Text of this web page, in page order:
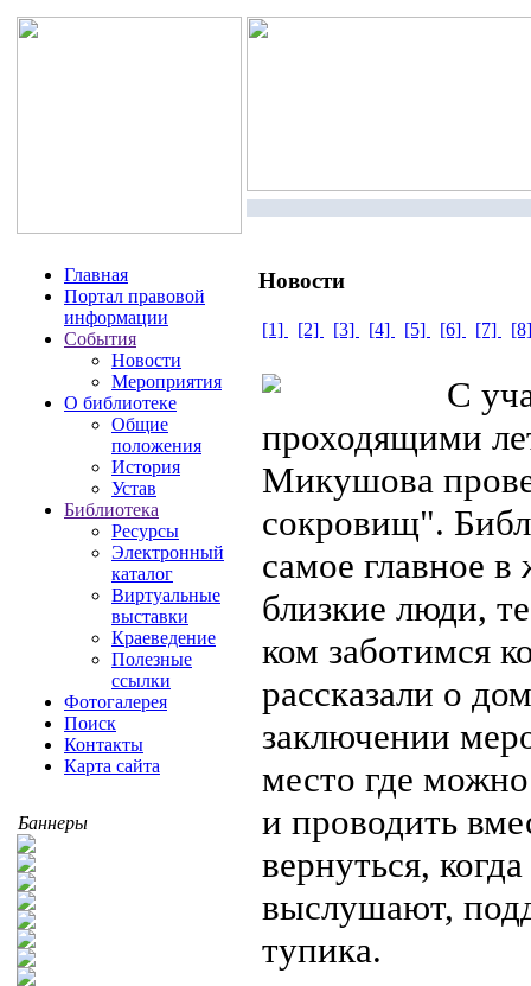
Главная
Портал правовой
информации
События
Новости
Мероприятия
О библиотеке
Общие
положения
История
Устав
Библиотека
Ресурсы
Электронный
каталог
Виртуальные
выставки
Краеведение
Полезные
ссылки
Фотогалерея
Поиск
Контакты
Карта сайта
Баннеры
Новости
[1] [2] [3] [4] [5] [6] [7]
С
проходящими
Микушова
сокровищ".
самое главное
близкие люди,
ком заботимся
рассказали о
заключении
место где
и проводить
вернуться,
выслушают,
тупика.